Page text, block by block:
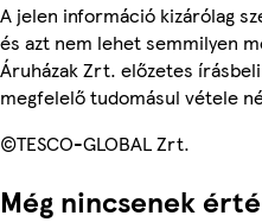
A jelen információ kizárólag
és azt nem lehet semmilyen
Áruházak Zrt. előzetes
megfelelő tudomásul vétele
©TESCO-GLOBAL Zrt.
Még nincsenek